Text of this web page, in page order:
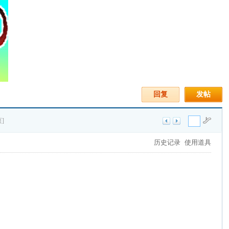
发帖
回复
]
历史记录 使用道具